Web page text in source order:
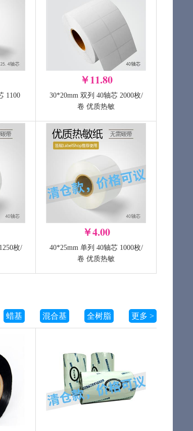
1100
￥11.80
30*20mm 双列 40轴芯 2000枚/
卷 优质热敏
枚/
￥4.00
40*25mm 单列 40轴芯 1000枚/
卷 优质热敏
蜡基 混合基 全树脂 更多 >
40mm宽 300m长 蜡基碳带
- +
带
购物车
90mm宽 300m长 蜡基碳带
- + 加入购物车